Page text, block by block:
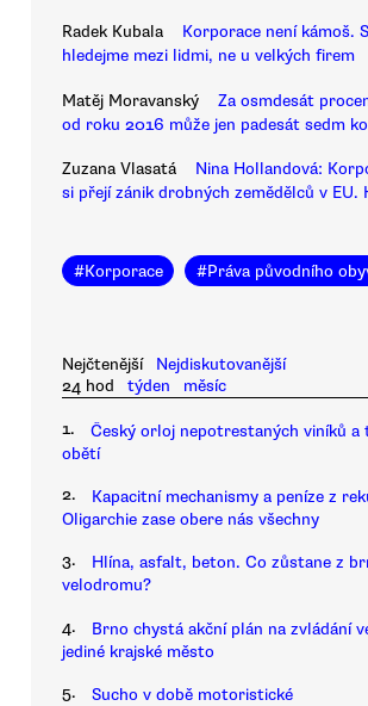
Radek Kubala
Korporace není kámoš.
hledejme mezi lidmi, ne u velkých firem
Matěj Moravanský
Za osmdesát
od roku 2016 může jen padesát sedm
Zuzana Vlasatá
Nina Hollandová:
si přejí zánik drobných zemědělců v EU.
#Korporace #Práva původního
Nejčtenější
Nejdiskutovanější
24 hod
týden měsíc
1.
Český orloj nepotrestaných viníků a
obětí
2.
Kapacitní mechanismy a peníze z
Oligarchie zase obere nás všechny
3.
Hlína, asfalt, beton. Co zůstane z
velodromu?
4.
Brno chystá akční plán na zvládání
jediné krajské město
5. Sucho v době motoristické